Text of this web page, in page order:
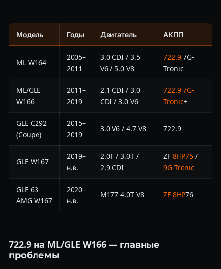
Модель Годы Двигатель АКПП
ML W164
2005–
2011
3.0 CDI / 3.5
V6 / 5.0 V8
722.97G-
Tronic
ML/GLE
W166
2011–
2019
2.1 CDI / 3.0
CDI / 3.0 V6
722.9 7G-
Tronic+
GLE C292
(Coupe)
2015–
2019
3.0 V6 / 4.7 V8 722.9
GLE W167
2019–
н.в.
2.0T / 3.0T /
2.9 CDI
ZF 8HP75/
9G-Tronic
GLE 63
AMG W167
2020–
н.в.
M177 4.0T V8 ZF 8HP76
722.9 на ML/GLE W166 — главные
проблемы